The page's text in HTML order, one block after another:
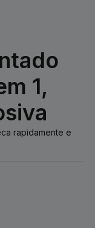
1,
rapidamente e